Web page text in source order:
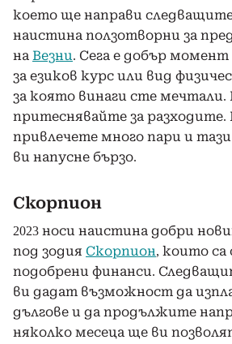
което ще направи
наистина ползотворни за
на Везни. Сега е добър
за езиков курс или вид
за която винаги сте мечтали.
притеснявайте за разходите.
привлечете много пари и
ви напусне бързо.
Скорпион
2023 носи наистина добри
под зодия Скорпион, които са
подобрени финанси.
ви дадат възможност да
дългове и да продължите
няколко месеца ще ви